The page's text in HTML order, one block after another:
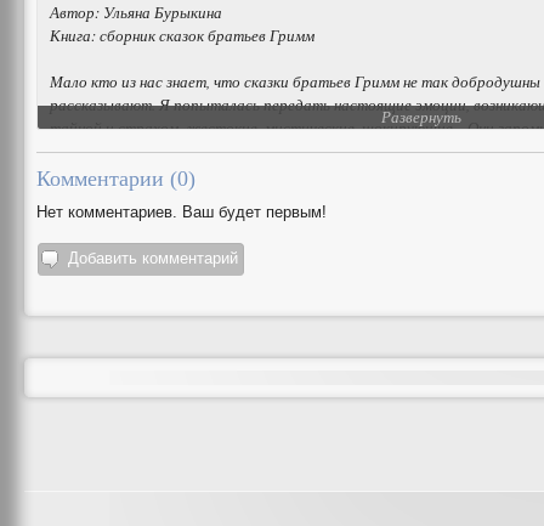
Автор: Ульяна Бурыкина
Книга: сборник сказок братьев Гримм
Мало кто из нас знает, что сказки братьев Гримм не так
рассказывают. Я попыталась передать настоящие эмоции,
тайной и страхом, жестокие, мистические, шокирующие... Они
"Красная шапочка", "Белоснежка", "Гензель и Гретель" - лишь малая
Развернуть
Комментарии (0)
Нет комментариев. Ваш будет первым!
Добавить комментарий